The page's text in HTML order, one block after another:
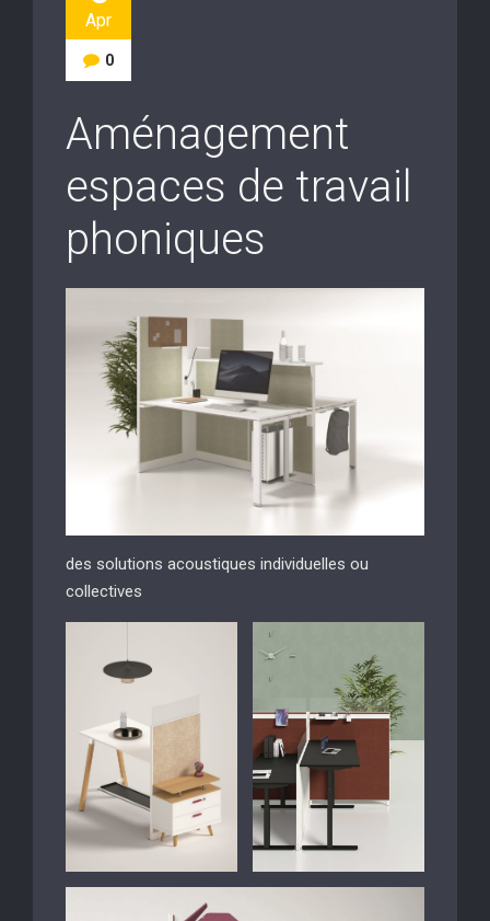
Apr
0
Aménagement
espaces de travail
phoniques
des solutions acoustiques individuelles ou
collectives